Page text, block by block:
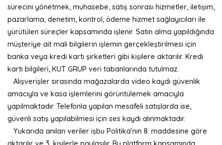
sürecini yönetmek, muhasebe, satış sonrası hizmetler, iletişim,
pazarlama, denetim, kontrol, ödeme hizmet sağlayıcıları ile
yürütülen süreçler kapsamında işlenir. Satın alma yapıldığında
müşteriye ait mali bilgilerin işlemin gerçekleştirilmesi için
banka veya kredi kartı şirketleri gibi kişilere aktarılır. Kredi
kartı bilgileri, KUT GRUP veri tabanlarında tutulmaz.
Alışverişler sırasında mağazalarda video kaydı güvenlik
amacıyla ve kasa işlemlerini görüntülemek amacıyla
yapılmaktadır. Telefonla yapılan mesafeli satışlarda ise,
güvenli satış yapılabilmesi için ses kaydı alınmaktadır.
Yukarıda anılan veriler işbu Politika’nın 8. maddesine göre